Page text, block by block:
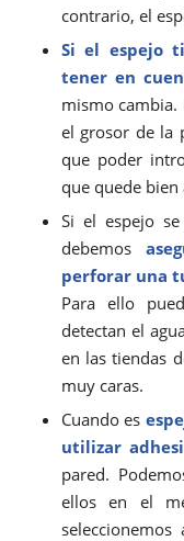
contrario, el
Si el espejo
tener en
mismo cambia.
el grosor de la
que poder
que quede
Si el espejo
debemos
perforar una
Para ello
detectan el
en las tiendas
muy caras.
Cuando es
utilizar
pared.
ellos en el